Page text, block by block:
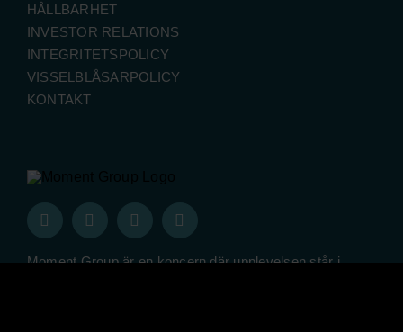
Moment Group är en koncern där upplevelsen står i
HÅLLBARHET
INVESTOR RELATIONS
INTEGRITETSPOLICY
VISSELBLÅSARPOLICY
KONTAKT